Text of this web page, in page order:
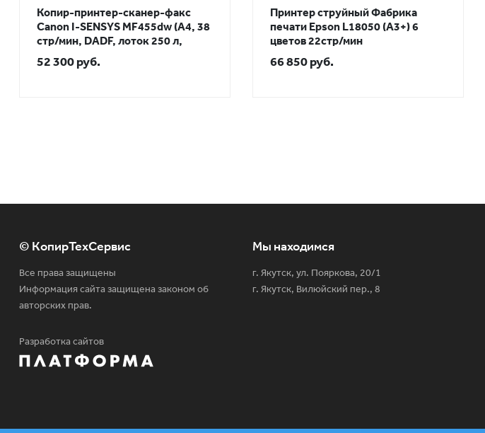
Копир-принтер-сканер-факс
Canon I-SENSYS MF455dw (A4, 38
стр/мин, DADF, лоток 250 л,
двусторонняя печать, USB 2.0,
сетевой, WiFi)
52 300 руб.
Принтер струйный Фабрика
печати Epson L18050 (А3+) 6
цветов 22стр/мин
66 850 руб.
© КопирТехСервис
Все права защищены
Информация сайта защищена законом об
авторских прав.
Разработка сайтов
Мы находимся
г. Якутск, ул. Пояркова, 20/1
г. Якутск, Вилюйский пер., 8